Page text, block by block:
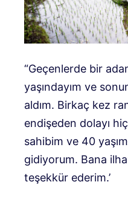
“Geçenlerde bir
yaşındayım ve
aldım. Birkaç kez
endişeden dolayı
sahibim ve 40
gidiyorum. Bana
teşekkür ederim.’